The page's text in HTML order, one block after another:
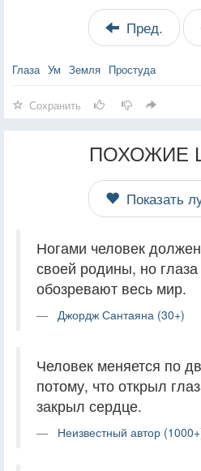
Пред.
Глаза Ум Земля Простуда
Сохранить
ПОХОЖИЕ
Показать
Ногами человек
своей родины, но глаза
обозревают весь мир.
Джордж Сантаяна (30+)
Человек меняется по
потому, что открыл
закрыл сердце.
Неизвестный автор